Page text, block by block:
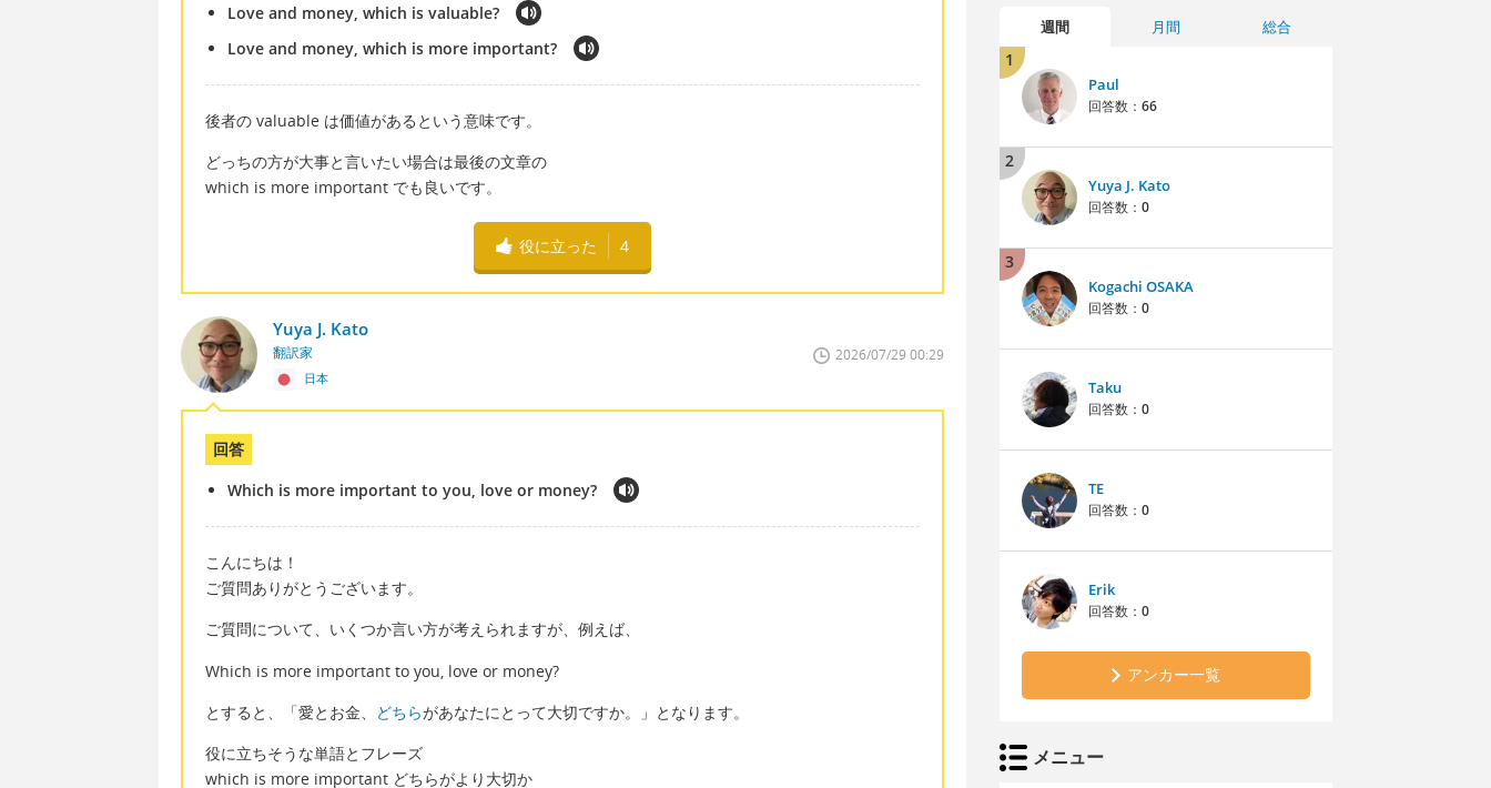
Love and money, which is valuable?
Love and money, which is more important?
後者の valuable は価値があるという意味です。
どっちの方が大事と言いたい場合は最後の文章の
which is more important でも良いです。
役に立った 4
Yuya J. Kato
翻訳家
日本
2026/07/29 00:29
回答
Which is more important to you, love or money?
こんにちは！
ご質問ありがとうございます。
ご質問について、いくつか言い方が考えられますが、例えば、
Which is more important to you, love or money?
とすると、「愛とお金、
どちらがあなたにとって大切ですか。」となります。
役に立ちそうな単語とフレーズ
which is more important どちらがより大切か
週間 月間 総合
1
Paul
回答数： 66
2
Yuya J. Kato
回答数： 0
3
Kogachi OSAKA
回答数： 0
Taku
回答数： 0
TE
回答数： 0
Erik
回答数： 0
アンカー一覧
メニュー